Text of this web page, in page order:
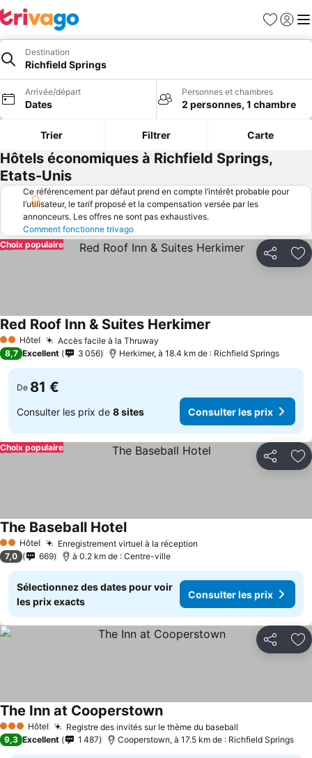
Favoris
Se
Destination
Richfield Springs
Arrivée/départ
Dates
Personnes et chambres
2 personnes, 1 chambre
Trier Filtrer Carte
Hôtels économiques à Richfield Springs,
Etats-Unis
Ce référencement par défaut prend en compte l’intérêt probable pour
l’utilisateur, le tarif proposé et la compensation versée par les
annonceurs. Les offres ne sont pas exhaustives.
Comment fonctionne trivago
Partager
Choix populaire
2 Étoiles
Hôtel Accès facile à la Thruway
Red Roof Inn & Suites Herkimer
8,7 Excellent 3 056 Herkimer, à 18.4 km de : Richfield Springs
De 81 €
Consulter les prix de 8 sites Consulter les prix
Partager
Choix populaire
2 Étoiles
Hôtel Enregistrement virtuel à la réception
The Baseball Hotel
7,0 669 à 0.2 km de : Centre-ville
Sélectionnez des dates pour voir
les prix exacts
Consulter les prix
Partager
3 ÉtoilesHôtel Registre des invités sur le thème du baseball
The Inn at Cooperstown
9,3 Excellent 1 487 Cooperstown, à 17.5 km de : Richfield Springs